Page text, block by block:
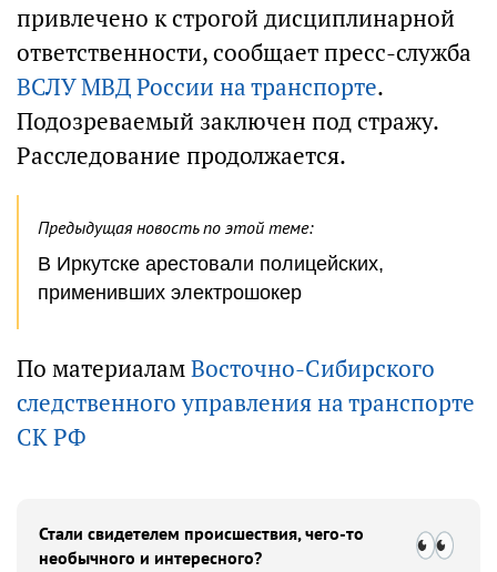
привлечено к строгой дисциплинарной
ответственности, сообщает пресс-служба
ВСЛУ МВД России на транспорте.
Подозреваемый заключен под стражу.
Расследование продолжается.
Предыдущая новость по этой теме:
В Иркутске арестовали полицейских,
применивших электрошокер
По материаламВосточно-Сибирского
следственного управления на транспорте
СК РФ
Стали свидетелем происшествия, чего-то
необычного и интересного?